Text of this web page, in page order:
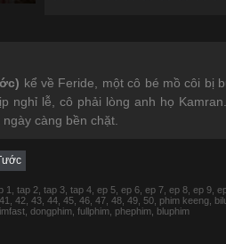
kể về Feride, một cô bé mồ côi bị
nghỉ lễ, cô phải lòng anh họ
càng bền chặt.
tap 2, tap 3, tap 4, ep 5, ep 6, ep 7, ep 8, ep 9,
42, 43, 44, 45, 46, 47, 48, 49, 50, phim keeng,
dongphim, fullphim, phephim, bluphim